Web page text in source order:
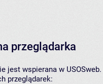
przeglądarka
jest wspierana w
przeglądarek: